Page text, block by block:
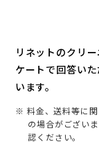
リネットのクリ
ケートで回答い
います。
※ 料金、送料等に
の場合がござい
認ください。